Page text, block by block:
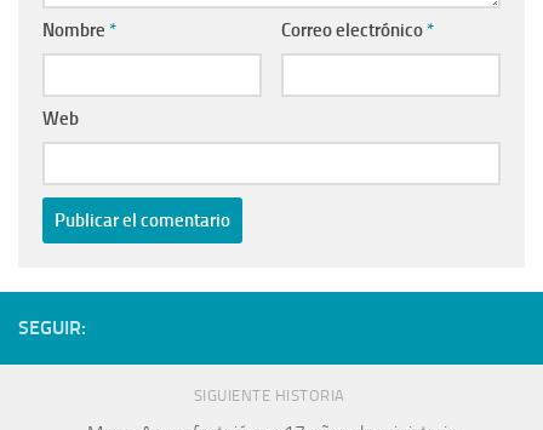
Nombre * Correo electrónico *
Web
SEGUIR:
SIGUIENTE HISTORIA